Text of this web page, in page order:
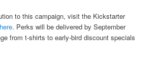
to this campaign, visit the Kickstarter
here. Perks will be delivered by September
from t-shirts to early-bird discount specials